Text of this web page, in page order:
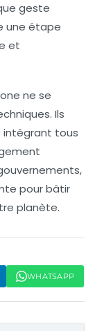
geste
une étape
et
ne se
Ils
intégrant tous
pour bâtir
planète.
WHATSAPP